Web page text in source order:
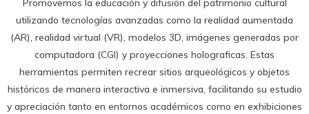
Promovemos la educación y difusión del patrimonio cultural
utilizando tecnologías avanzadas como la realidad aumentada
(AR), realidad virtual (VR), modelos 3D, imágenes generadas por
computadora (CGI) y proyecciones holograficas. Estas
herramientas permiten recrear sitios arqueológicos y objetos
históricos de manera interactiva e inmersiva, facilitando su estudio
y apreciación tanto en entornos académicos como en exhibiciones